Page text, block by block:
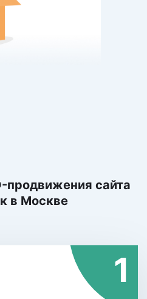
продвижения сайта
в Москве
1